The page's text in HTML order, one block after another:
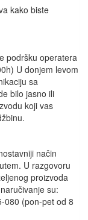
kako biste
podršku operatera
U donjem levom
sa
bilo jasno ili
koji vas
način
U razgovoru
proizvoda
su:
080 (pon-pet od 8